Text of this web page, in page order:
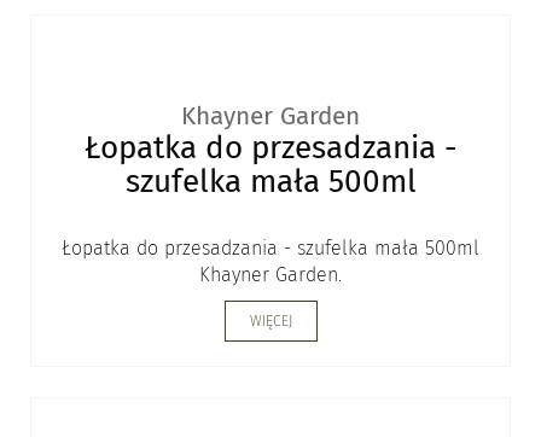
Khayner Garden
Łopatka do przesadzania -
szufelka mała 500ml
Łopatka do przesadzania - szufelka mała 500ml
Khayner Garden.
WIĘCEJ